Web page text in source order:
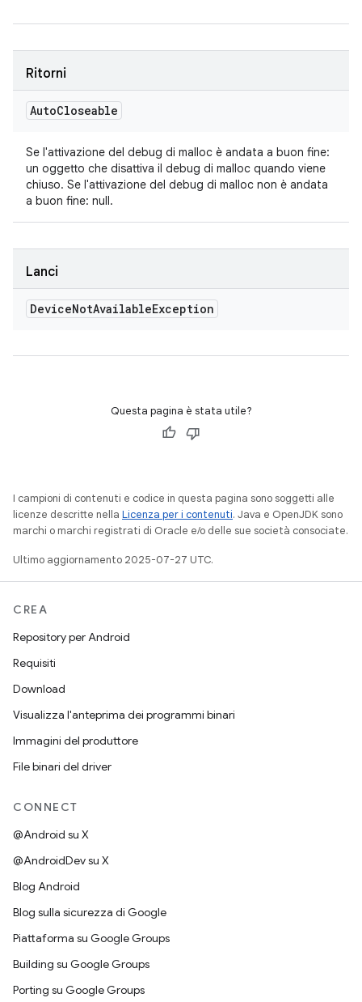
Ritorni
AutoCloseable
Se l'attivazione del debug di malloc è andata a buon fine:
un oggetto che disattiva il debug di malloc quando viene
chiuso. Se l'attivazione del debug di malloc non è andata
a buon fine: null.
Lanci
DeviceNotAvailableException
Questa pagina è stata utile?
I campioni di contenuti e codice in questa pagina sono soggetti alle
licenze descritte nella Licenza per i contenuti. Java e OpenJDK sono
marchi o marchi registrati di Oracle e/o delle sue società consociate.
Ultimo aggiornamento 2025-07-27 UTC.
CREA
Repository per Android
Requisiti
Download
Visualizza l'anteprima dei programmi binari
Immagini del produttore
File binari del driver
CONNECT
@Android su X
@AndroidDev su X
Blog Android
Blog sulla sicurezza di Google
Piattaforma su Google Groups
Building su Google Groups
Porting su Google Groups